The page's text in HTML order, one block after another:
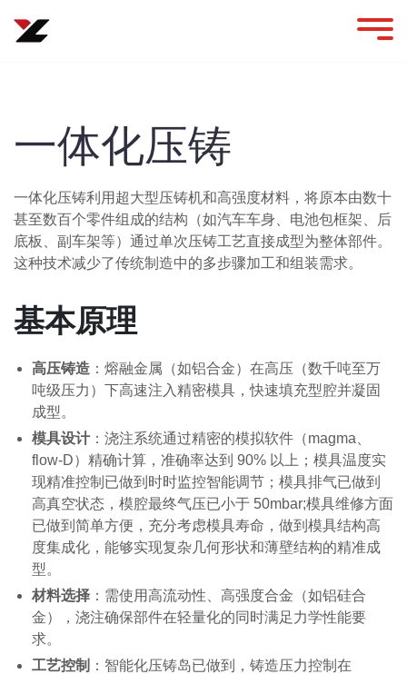
一体化压铸
一体化压铸利用超大型压铸机和高强度材料，将原本由数十
甚至数百个零件组成的结构（如汽车车身、电池包框架、后
底板、副车架等）通过单次压铸工艺直接成型为整体部件。
这种技术减少了传统制造中的多步骤加工和组装需求。
基本原理
高压铸造 ：熔融金属（如铝合金）在高压（数千吨至万
吨级压力）下高速注入精密模具，快速填充型腔并凝固
成型。
模具设计 ：浇注系统通过精密的模拟软件（magma、
flow-D）精确计算，准确率达到 90% 以上；模具温度实
现精准控制已做到时时监控智能调节；模具排气已做到
高真空状态，模腔最终气压已小于 50mbar;模具维修方面
已做到简单方便，充分考虑模具寿命，做到模具结构高
度集成化，能够实现复杂几何形状和薄壁结构的精准成
型。
材料选择 ：需使用高流动性、高强度合金（如铝硅合
金），浇注确保部件在轻量化的同时满足力学性能要
求。
工艺控制 ：智能化压铸岛已做到，铸造压力控制在